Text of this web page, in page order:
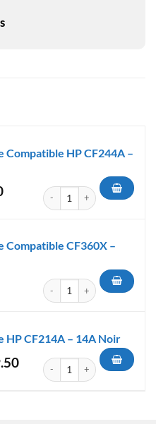
Compatible HP CF244A –
Le
€37.50.
quantité de Toner
Compatible CF360X –
quantité de Toner
HP CF214A – 14A Noir
Le
quantité de Toner